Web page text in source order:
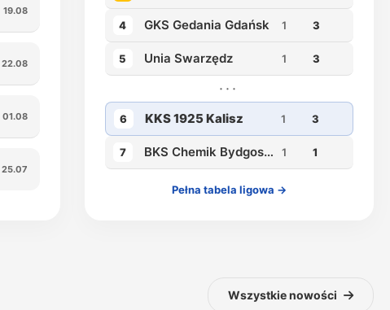
19.08
22.08
01.08
25.07
4 GKS Gedania Gdańsk 1 3
5 Unia Swarzędz 1 3
···
6 KKS 1925 Kalisz 1 3
7 BKS Chemik Bydgoszcz 1 1
Pełna tabela ligowa →
Wszystkie nowości